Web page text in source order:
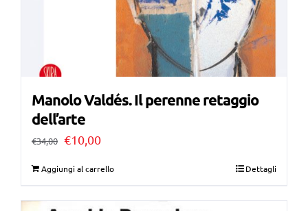
Manolo Valdés. Il perenne retaggio
dell’arte
€34,00 Il
€10,00Il
Aggiungi al carrello Dettagli